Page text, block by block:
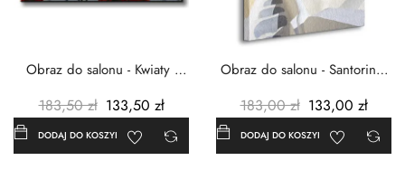
Obraz do salonu - Kwiaty -
183,50 zł 133,50 zł
DODAJ DO KOSZYKA
Obraz do salonu - Santorini -
183,00 zł 133,00 zł
DODAJ DO KOSZYKA